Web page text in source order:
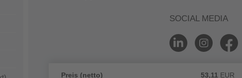
Preis (netto) 53,11 EUR
SOCIAL MEDIA